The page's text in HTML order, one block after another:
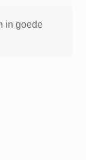
in goede